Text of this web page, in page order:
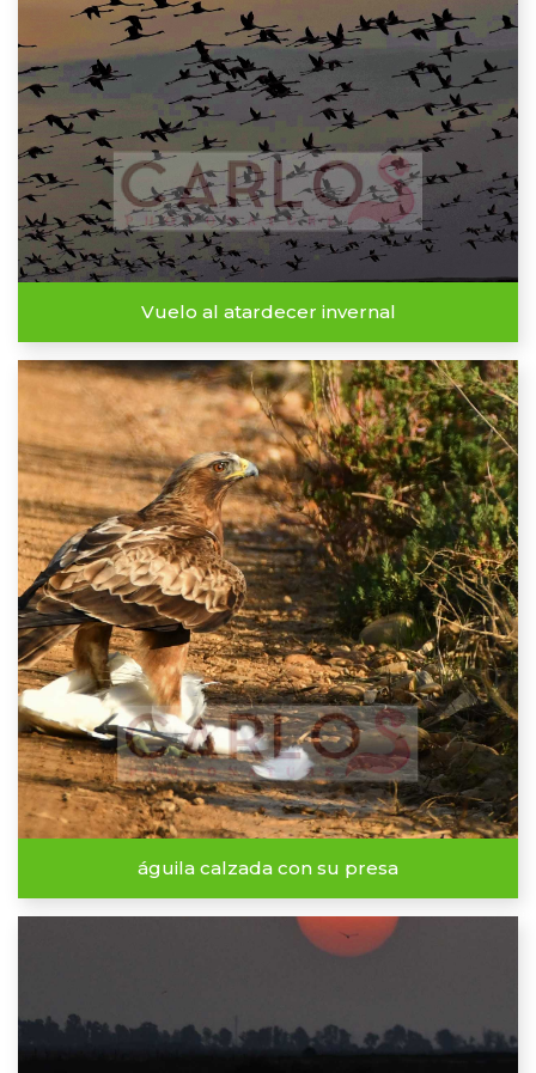
Vuelo al atardecer invernal
águila calzada con su presa